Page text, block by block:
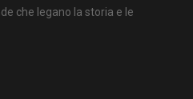
che legano la storia e le